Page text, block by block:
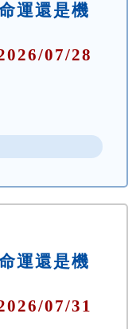
運還是機
07/28
運還是機
07/31